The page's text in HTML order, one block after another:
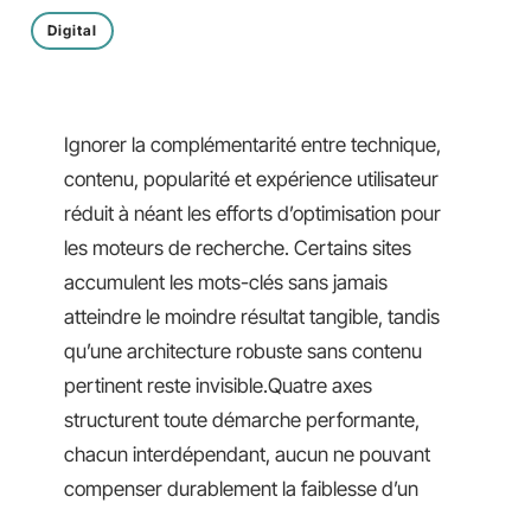
Digital
Ignorer la complémentarité entre technique,
contenu, popularité et expérience utilisateur
réduit à néant les efforts d’optimisation pour
les moteurs de recherche. Certains sites
accumulent les mots-clés sans jamais
atteindre le moindre résultat tangible, tandis
qu’une architecture robuste sans contenu
pertinent reste invisible.Quatre axes
structurent toute démarche performante,
chacun interdépendant, aucun ne pouvant
compenser durablement la faiblesse d’un